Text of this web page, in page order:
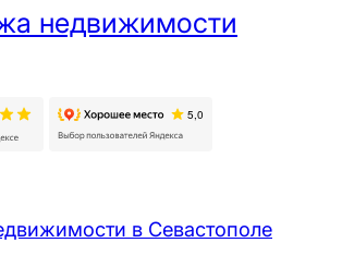
недвижимости
в Севастополе